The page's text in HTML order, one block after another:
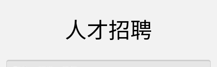
人才招聘